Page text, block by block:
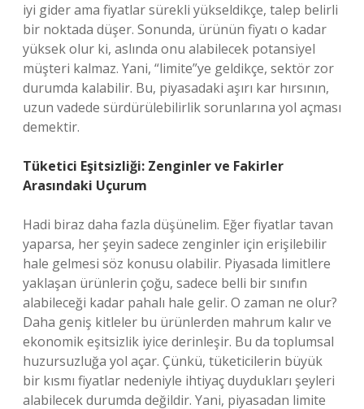
iyi gider ama fiyatlar sürekli yükseldikçe, talep belirli
bir noktada düşer. Sonunda, ürünün fiyatı o kadar
yüksek olur ki, aslında onu alabilecek potansiyel
müşteri kalmaz. Yani, “limite”ye geldikçe, sektör zor
durumda kalabilir. Bu, piyasadaki aşırı kar hırsının,
uzun vadede sürdürülebilirlik sorunlarına yol açması
demektir.
Tüketici Eşitsizliği: Zenginler ve Fakirler
Arasındaki Uçurum
Hadi biraz daha fazla düşünelim. Eğer fiyatlar tavan
yaparsa, her şeyin sadece zenginler için erişilebilir
hale gelmesi söz konusu olabilir. Piyasada limitlere
yaklaşan ürünlerin çoğu, sadece belli bir sınıfın
alabileceği kadar pahalı hale gelir. O zaman ne olur?
Daha geniş kitleler bu ürünlerden mahrum kalır ve
ekonomik eşitsizlik iyice derinleşir. Bu da toplumsal
huzursuzluğa yol açar. Çünkü, tüketicilerin büyük
bir kısmı fiyatlar nedeniyle ihtiyaç duydukları şeyleri
alabilecek durumda değildir. Yani, piyasadan limite